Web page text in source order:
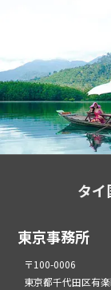
タイ
東京事務所
〒100-0006
東京都千代田区有